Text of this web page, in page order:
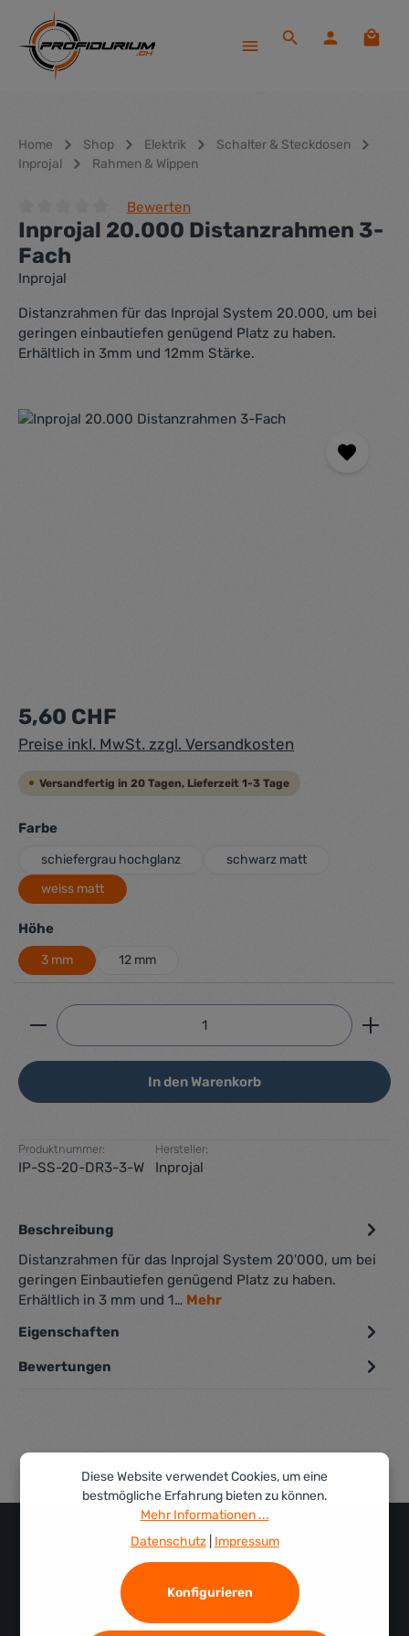
Zum Hauptinhalt springen
Home Shop Elektrik
Schalter & Steckdosen
Inprojal
Rahmen & Wippen
Durchschnittliche Bewertung von 0 von 5 Sternen
Bewerten
Inprojal 20.000 Distanzrahmen 3-
Fach
Inprojal
Distanzrahmen für das Inprojal System 20.000, um bei
geringen einbautiefen genügend Platz zu haben.
Erhältlich in 3mm und 12mm Stärke.
Bildergalerie überspringen
Regulärer Preis:
5,60 CHF
Preise inkl. MwSt. zzgl. Versandkosten
Versandfertig in 20 Tagen, Lieferzeit 1-3 Tage
Farbeauswählen
schiefergrau hochglanz
schwarz matt
weiss matt
Höheauswählen
3 mm 12 mm
Produkt Anzahl: Gib den gewünschten Wert ein
In den Warenkorb
Produktnummer:
IP-SS-20-DR3-3-W
Hersteller:
Inprojal
Beschreibung
Distanzrahmen für das Inprojal System 20'000, um bei
geringen Einbautiefen genügend Platz zu haben.
Erhältlich in 3 mm und 1… Mehr
Eigenschaften
Bewertungen
Diese Website verwendet Cookies, um eine
bestmögliche Erfahrung bieten zu können.
Mehr Informationen ...
Datenschutz| Impressum
Konfigurieren